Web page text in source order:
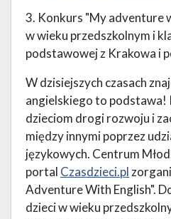
3. Konkurs "My adventure
w wieku przedszkolnym i
podstawowej z Krakowa i
W dzisiejszych czasach
angielskiego to podstawa!
dzieciom drogi rozwoju i
między innymi poprzez
językowych. Centrum
portal Czasdzieci.pl
Adventure With English".
dzieci w wieku